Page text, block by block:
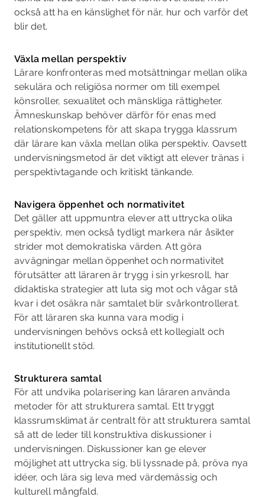
också att ha en känslighet för när, hur och varför det
blir det.
Växla mellan perspektiv
Lärare konfronteras med motsättningar mellan olika
sekulära och religiösa normer om till exempel
könsroller, sexualitet och mänskliga rättigheter.
Ämneskunskap behöver därför för­ enas med
relationskompetens för att skapa trygga klassrum
där lärare kan växla mellan olika perspektiv. Oavsett
undervisningsmetod är det viktigt att elever tränas i
perspektivtagande och kritiskt tänkande.
Navigera öppenhet och normativitet
Det gäller att uppmuntra elever att uttrycka olika
perspektiv, men också tydligt markera när åsikter
strider mot demokratiska värden. Att göra
avvägningar mellan öppenhet och norma­tivitet
förutsätter att läraren är trygg i sin yrkesroll, har
didaktiska strategier att luta sig mot och vågar stå
kvar i det osäkra när samtalet blir svårkontrollerat.
För att läraren ska kunna vara modig i
undervisningen behövs också ett kollegialt och
institutionellt stöd.
Strukturera samtal
För att undvika polarisering kan läraren använda
metoder för att strukturera samtal. Ett tryggt
klassrumsklimat är centralt för att strukturera samtal
så att de leder till konstruktiva diskus­sioner i
undervisningen. Diskussioner kan ge elever
möjlighet att uttrycka sig, bli lyssnade på, pröva nya
idéer, och lära sig leva med värdemässig och
kulturell mångfald.